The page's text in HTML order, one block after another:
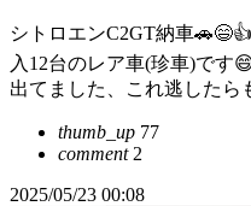
シトロエンC2GT納車
入12台のレア車(珍車)です
出てました、これ逃したら
thumb_up 77
comment2
2025/05/23 00:08